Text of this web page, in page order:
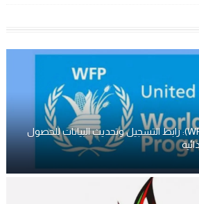
برنامج الغذاء العالمي(WFP): رابط التسجيل وتحديث البيانات للحصول